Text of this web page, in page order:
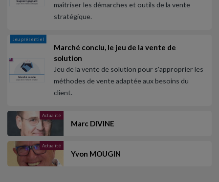
maîtriser les démarches et outils de la vente
stratégique.
Jeu présentiel
Marché conclu, le jeu de la vente de
solution
Jeu de la vente de solution pour s'approprier les
méthodes de vente adaptée aux besoins du
client.
Actualité
Marc DIVINE
Actualité
Yvon MOUGIN